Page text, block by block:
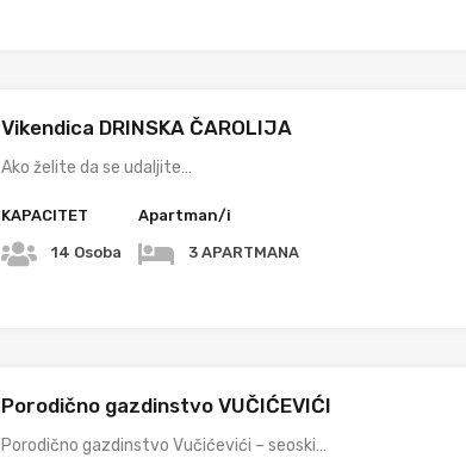
Vikendica DRINSKA ČAROLIJA
Ako želite da se udaljite…
KAPACITET
14 Osoba
Apartman/i
3 APARTMANA
Porodično gazdinstvo VUČIĆEVIĆI
Porodično gazdinstvo Vučićevići – seoski…